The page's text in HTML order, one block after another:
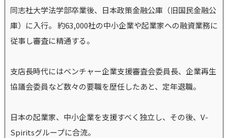
同志社大学法学部卒業後、日本政策金融公庫（旧国民金融公
庫）に入行。 約63,000社の中小企業や起業家への融資業務に
従事し審査に精通する。
支店長時代にはベンチャー企業支援審査会委員長、企業再生
協議会委員など数々の要職を歴任したあと、定年退職。
日本の起業家、中小企業を支援すべく独立し、その後、V-
Spiritsグループに合流。